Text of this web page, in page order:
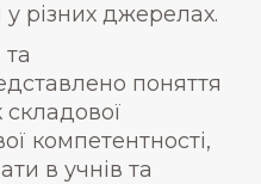
різних джерелах.
поняття
складової
компетентності,
в учнів та